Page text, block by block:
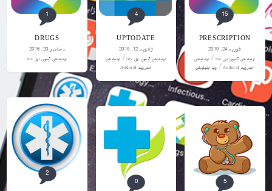
15
PRESCRIPTION
فوریه 24, 2019
اپلیکیشن آیفون اپل ios / اپلیکیشن
اندروید Android
/ وب اپلیکیشن
5
4
UPTODATE
ژانویه 12, 2019
اپلیکیشن آیفون اپل ios /
اپلیکیشن
اندروید Android
0
1
DRUGS
دسامبر 20, 2016
اپلیکیشن آیفون اپل ios
2